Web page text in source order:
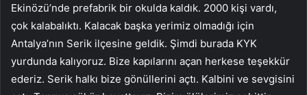
Ekinözü’nde prefabrik bir okulda kaldık. 2000 kişi vardı,
çok kalabalıktı. Kalacak başka yerimiz olmadığı için
Antalya’nın Serik ilçesine geldik. Şimdi burada KYK
yurdunda kalıyoruz. Bize kapılarını açan herkese teşekkür
ederiz. Serik halkı bize gönüllerini açtı. Kalbini ve sevgisini